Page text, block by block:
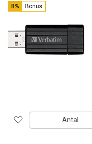
8% Bonus
Antal